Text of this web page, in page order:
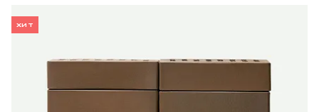
ХИТ